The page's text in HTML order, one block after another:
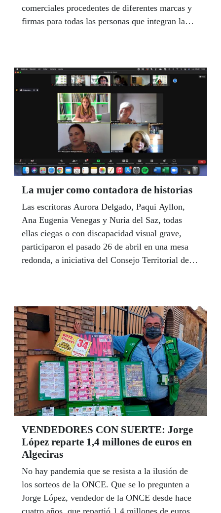
comerciales procedentes de diferentes marcas y
firmas para todas las personas que integran la
años, sumándose a las operativas habilitadas
hasta el momento, que ya están siendo utilizadas
por muchos compañeros y compañeras.
La mujer como contadora de historias
Las escritoras Aurora Delgado, Paqui Ayllon,
Ana Eugenia Venegas y Nuria del Saz, todas
ellas ciegas o con discapacidad visual grave,
participaron el pasado 26 de abril en una mesa
redonda, a iniciativa del Consejo Territorial de la
Berlanga que puso de manifiesto las dificultades
que tienen que superar para hacerse paso en un
mercado editorial profundamente masculinizado.
VENDEDORES CON SUERTE: Jorge
López reparte 1,4 millones de euros en
Algeciras
No hay pandemia que se resista a la ilusión de
los sorteos de la ONCE. Que se lo pregunten a
Jorge López, vendedor de la ONCE desde hace
cuatro años, que repartió 1,4 millones de euros